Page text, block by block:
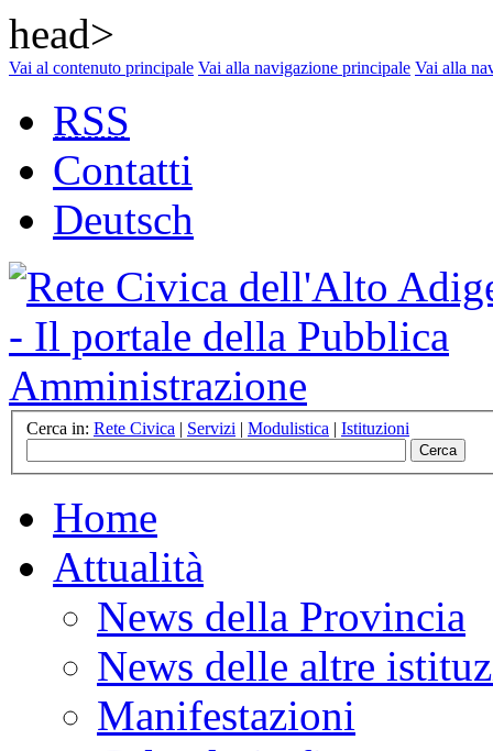
head>
Vai al contenuto principale Vai alla navigazione principale Vai alla
RSS
Contatti
Deutsch
Cerca in: Rete Civica | Servizi | Modulistica | Istituzioni
Home
Attualità
News della Provincia
News delle altre
Manifestazioni